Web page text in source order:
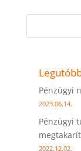
Pénzügyi
2023.06.14.
Pénzügyi
2022.12.02.